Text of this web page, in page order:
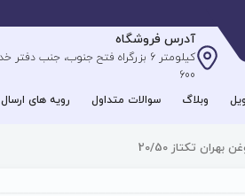
آدرس فروشگاه
600
وبلاگ سوالات متداول رویه های ارسال
بهران تکتاز 20/50